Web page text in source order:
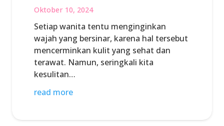
Oktober 10, 2024
Setiap wanita tentu menginginkan
wajah yang bersinar, karena hal tersebut
mencerminkan kulit yang sehat dan
terawat. Namun, seringkali kita
kesulitan…
read more